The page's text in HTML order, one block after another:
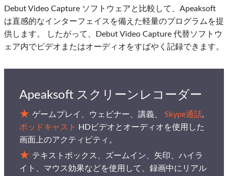
Debut Video Capture ソフトウェアと比較して、Apeaksoft
は直感的なインターフェイスを備えた軽量のプログラムを提
供します。 したがって、Debut Video Capture 代替ソフトウ
ェア内でビデオまたはオーディオをすばやく記録できます。
Apeaksoft スクリーンレコーダー
ゲームプレイ、ウェビナー、講義、 Skype通話,
ポッドキャスト
HDビデオとオーディオを使用した
画面上のアクティビティ。
テキストボックス、ズームイン、矢印、ハイラ
イト、マウス効果などを使用して、録画中にリアル